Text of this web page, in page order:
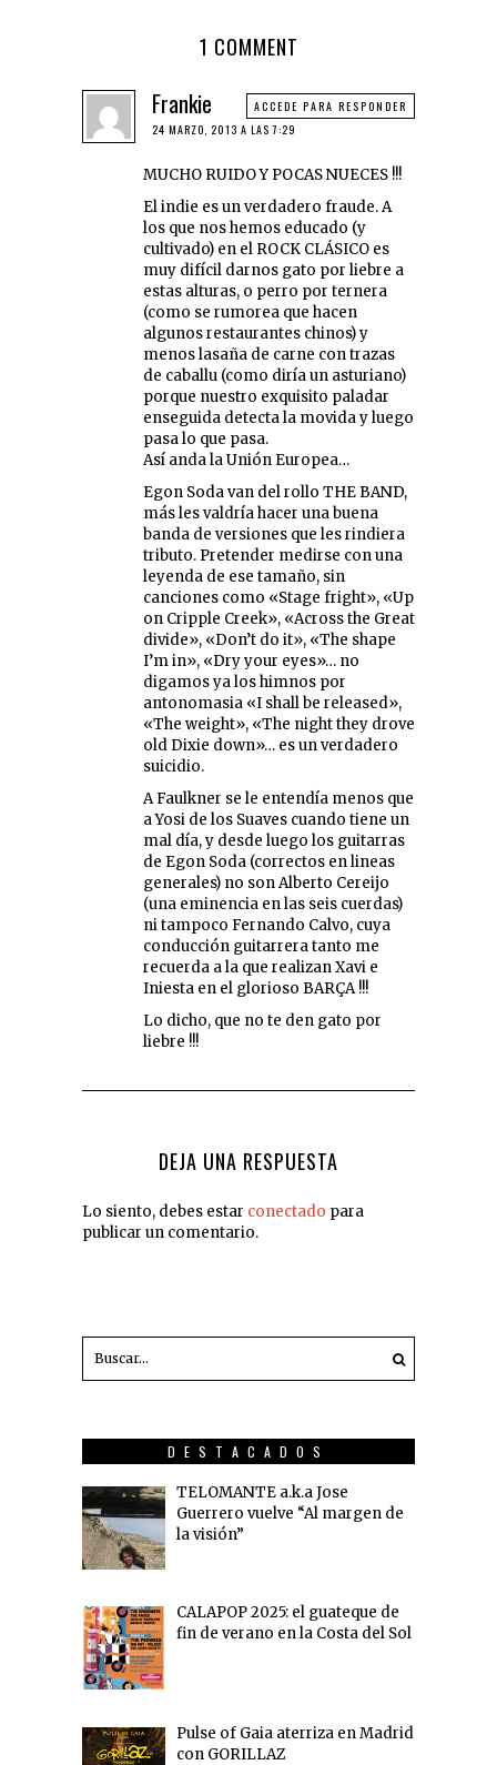
1 COMMENT
Frankie
24 MARZO, 2013 A LAS 7:29
MUCHO RUIDO Y POCAS NUECES !!!
El indie es un verdadero fraude. A
los que nos hemos educado (y
cultivado) en el ROCK CLÁSICO es
muy difícil darnos gato por liebre a
estas alturas, o perro por ternera
(como se rumorea que hacen
algunos restaurantes chinos) y
menos lasaña de carne con trazas
de caballu (como diría un asturiano)
porque nuestro exquisito paladar
enseguida detecta la movida y luego
pasa lo que pasa.
Así anda la Unión Europea…
Egon Soda van del rollo THE BAND,
más les valdría hacer una buena
banda de versiones que les rindiera
tributo. Pretender medirse con una
leyenda de ese tamaño, sin
canciones como «Stage fright», «Up
on Cripple Creek», «Across the Great
divide», «Don’t do it», «The shape
I’m in», «Dry your eyes»… no
digamos ya los himnos por
antonomasia «I shall be released»,
«The weight», «The night they drove
old Dixie down»… es un verdadero
suicidio.
A Faulkner se le entendía menos que
a Yosi de los Suaves cuando tiene un
mal día, y desde luego los guitarras
de Egon Soda (correctos en lineas
generales) no son Alberto Cereijo
(una eminencia en las seis cuerdas)
ni tampoco Fernando Calvo, cuya
conducción guitarrera tanto me
recuerda a la que realizan Xavi e
Iniesta en el glorioso BARÇA !!!
Lo dicho, que no te den gato por
liebre !!!
ACCEDE PARA RESPONDER
DEJA UNA RESPUESTA
Lo siento, debes estar conectado para
publicar un comentario.
DESTACADOS
TELOMANTE a.k.a Jose
Guerrero vuelve “Al margen de
la visión”
CALAPOP 2025: el guateque de
fin de verano en la Costa del Sol
Pulse of Gaia aterriza en Madrid
con GORILLAZ